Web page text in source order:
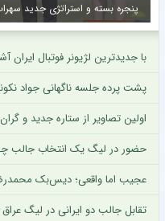
پنجره بسته و استراتژی جدید
با جدیدترین لژیونر فوتبال
پشت پرده جلسه ناگهانی جواد
اولین تصاویر از ستاره جدید و
حضور در لیگ یک انتخاب جالب
عجیب اما واقعی؛ دیس‌بک
تقابل جالب دو ایرانی در لیگ